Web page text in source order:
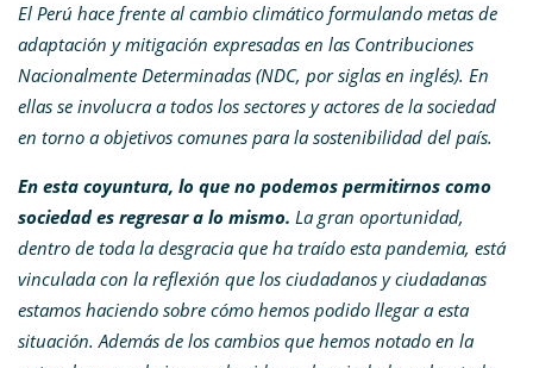
El Perú hace frente al cambio climático formulando metas de
adaptación y mitigación expresadas en las Contribuciones
Nacionalmente Determinadas (NDC, por siglas en inglés). En
ellas se involucra a todos los sectores y actores de la sociedad
en torno a objetivos comunes para la sostenibilidad del país.
En esta coyuntura, lo que no podemos permitirnos como
sociedad es regresar a lo mismo. La gran oportunidad,
dentro de toda la desgracia que ha traído esta pandemia, está
vinculada con la reflexión que los ciudadanos y ciudadanas
estamos haciendo sobre cómo hemos podido llegar a esta
situación. Además de los cambios que hemos notado en la